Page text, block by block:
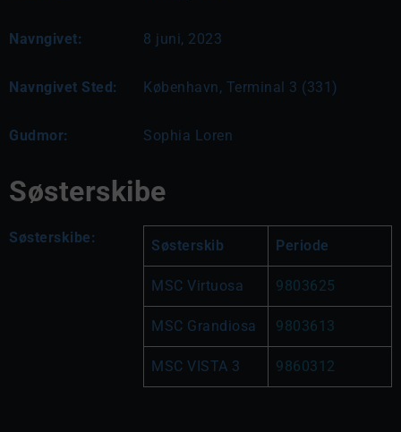
Navngivet: 8 juni, 2023
Navngivet Sted: København, Terminal 3 (331)
Gudmor: Sophia Loren
Søsterskibe
Søsterskibe: Søsterskib Periode
MSC Virtuosa 9803625
MSC Grandiosa 9803613
MSC VISTA 3 9860312